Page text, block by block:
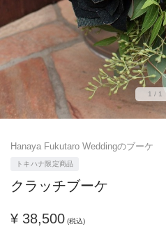
1/1
Hanaya Fukutaro Weddingのブーケ
トキハナ限定商品
クラッチブーケ
¥ 38,500 (税込)